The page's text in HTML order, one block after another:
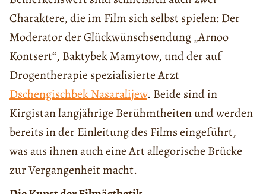
Charaktere, die im Film sich selbst spielen: Der
Moderator der Glückwünschsendung „Arnoo
Kontsert“, Baktybek Mamytow, und der auf
Drogentherapie spezialisierte Arzt
Dschengischbek Nasaralijew. Beide sind in
Kirgistan langjährige Berühmtheiten und werden
bereits in der Einleitung des Films eingeführt,
was aus ihnen auch eine Art allegorische Brücke
zur Vergangenheit macht.